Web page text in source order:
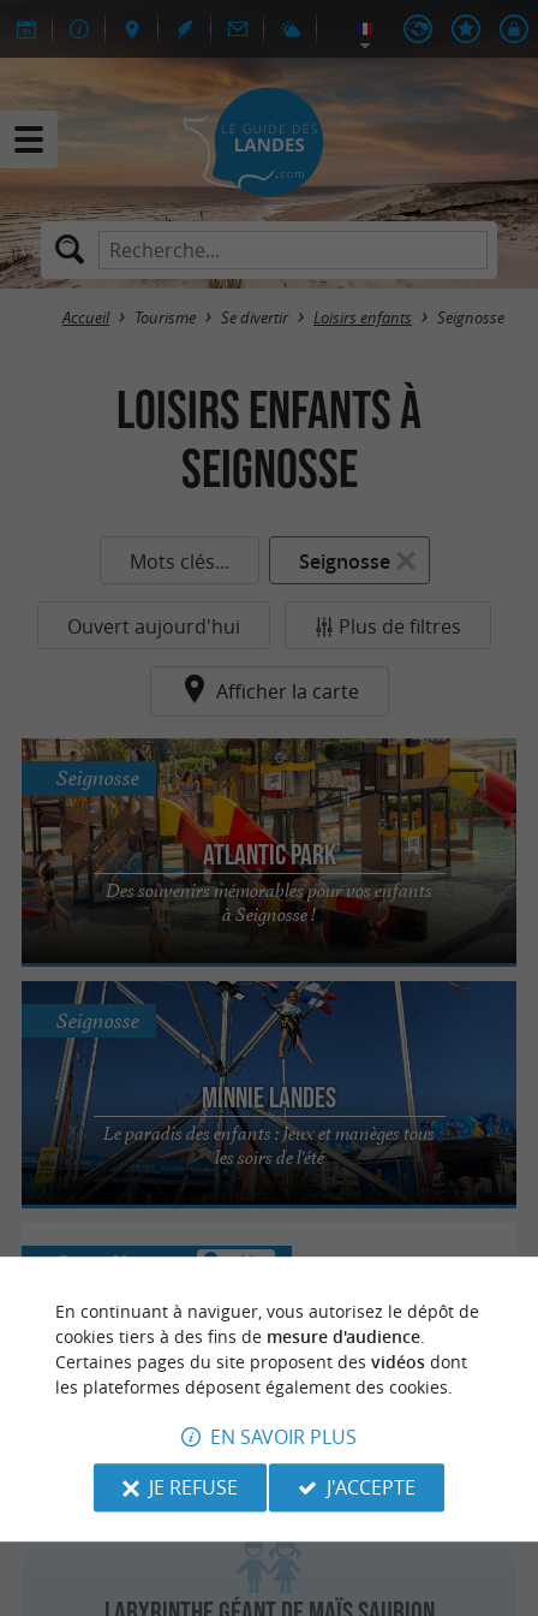
Accueil Tourisme Se divertir Loisirs enfants Seignosse
Loisirs enfants à
Seignosse
Mots clés... Seignosse
Ouvert aujourd'hui Plus de filtres
Afficher la carte
Atlantic Park
Des souvenirs mémorables pour vos enfants
à Seignosse !
Seignosse
Minnie Landes
Le paradis des enfants : Jeux et manèges tous
les soirs de l'été
Seignosse
Motricité Libre
Soort-Hossegor 2.6 km
Saubion
En continuant à naviguer, vous autorisez le dépôt de
cookies tiers à des fins de mesure d'audience.
Certaines pages du site proposent des vidéosdont
les plateformes déposent également des cookies.
EN SAVOIR PLUS
JE REFUSE
J'ACCEPTE